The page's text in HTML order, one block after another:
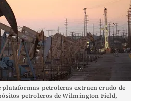
plataformas petroleras extraen crudo de
petroleros de Wilmington Field,